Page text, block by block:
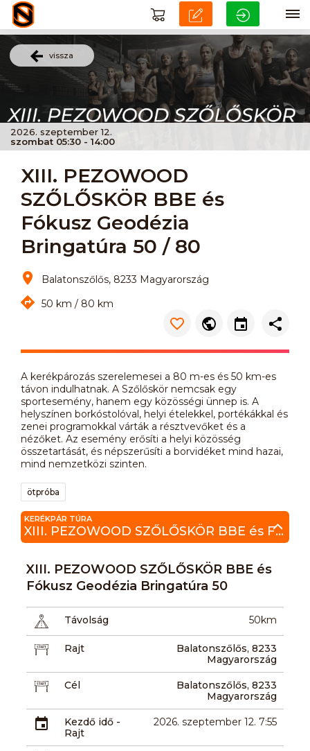
vissza
2026. szeptember 12.
szombat 05:30 - 14:00
XIII. PEZOWOOD
SZŐLŐSKÖR BBE és
Fókusz Geodézia
Bringatúra 50 / 80
Balatonszőlős, 8233 Magyarország
50 km / 80 km
A kerékpározás szerelemesei a 80 m-es és 50 km-es
távon indulhatnak. A Szőlőskör nemcsak egy
sportesemény, hanem egy közösségi ünnep is. A
helyszínen borkóstolóval, helyi ételekkel, portékákkal és
zenei programokkal várták a résztvevőket és a
nézőket. Az esemény erősíti a helyi közösség
összetartását, és népszerűsíti a borvidéket mind hazai,
mind nemzetközi szinten.
ötpróba
KERÉKPÁR TÚRA
XIII. PEZOWOOD SZŐLŐSKÖR BBE és Fókusz Geodézia Bringatúra 50
XIII. PEZOWOOD SZŐLŐSKÖR BBE és
Fókusz Geodézia Bringatúra 50
Távolság 50km
Rajt
Balatonszőlős, 8233
Magyarország
Cél
Balatonszőlős, 8233
Magyarország
Kezdő idő -
Rajt
2026. szeptember 12. 7:55